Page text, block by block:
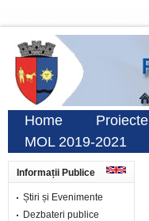
Home Proiecte
MOL 2019-2021
Informații Publice
Știri și Evenimente
Dezbateri publice